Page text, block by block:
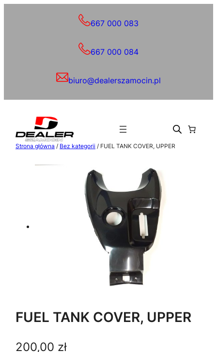
667 000 083
667 000 084
biuro@dealerszamocin.pl
Strona główna / Bez kategorii / FUEL TANK COVER, UPPER
FUEL TANK COVER, UPPER
200,00 zł